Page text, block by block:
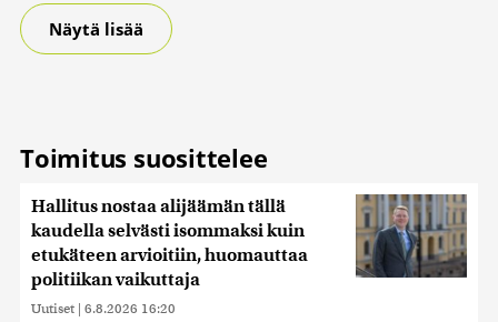
Näytä lisää
Toimitus suosittelee
Hallitus nostaa alijäämän tällä
kaudella selvästi isommaksi kuin
etukäteen arvioitiin, huomauttaa
politiikan vaikuttaja
Uutiset | 6.8.2026 16:20